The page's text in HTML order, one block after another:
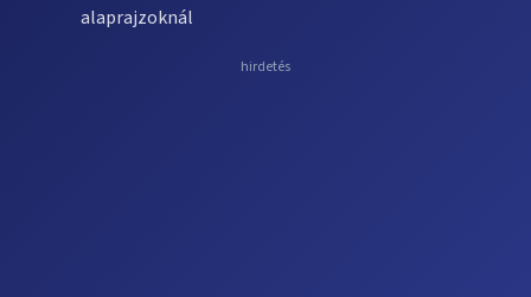
alaprajzoknál
hirdetés